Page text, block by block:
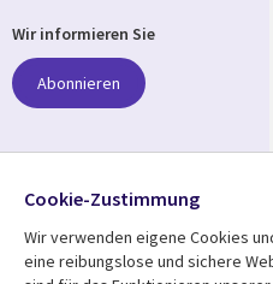
Wir informieren Sie
Abonnieren
Folgen Sie uns
Social
Media
Cookie-Zustimmung
Wir verwenden eigene Cookies
eine reibungslose und sichere